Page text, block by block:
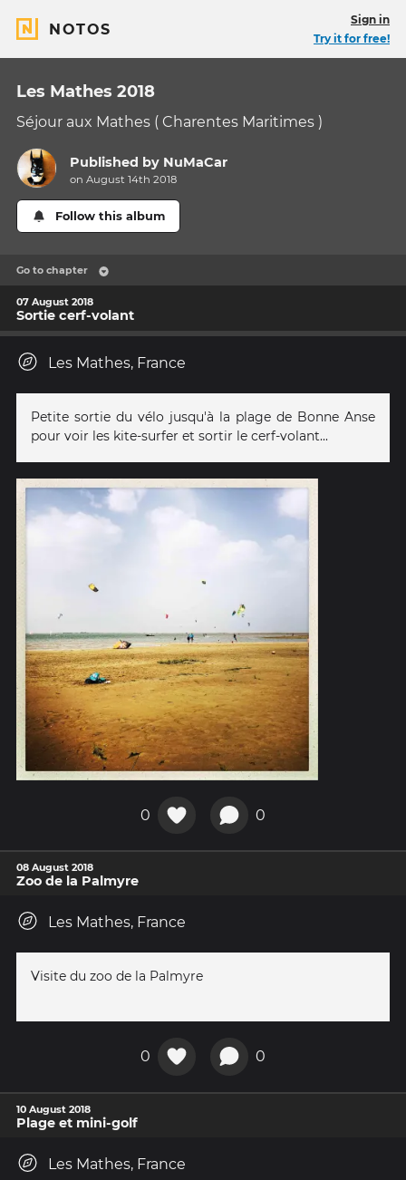
NOTOS
Sign in
Try it for free!
Les Mathes 2018
Séjour aux Mathes ( Charentes Maritimes )
Published by NuMaCar
on August 14th 2018
Follow this album
Go to chapter
07 August 2018
Sortie cerf-volant
Les Mathes, France
Petite sortie du vélo jusqu'à la plage de Bonne Anse
pour voir les kite-surfer et sortir le cerf-volant...
0 0
08 August 2018
Zoo de la Palmyre
Les Mathes, France
Visite du zoo de la Palmyre
0 0
10 August 2018
Plage et mini-golf
Les Mathes, France